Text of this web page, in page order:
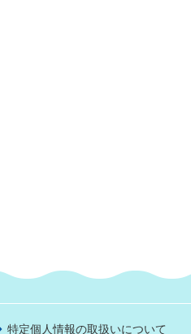
特定個人情報の取扱いについて